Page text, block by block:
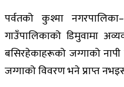
पर्वतको कुश्मा
गाउँपालिकाको डिमुवामा
बसिरहेकाहरूको जग्गाको
जग्गाको विवरण भने प्राप्त